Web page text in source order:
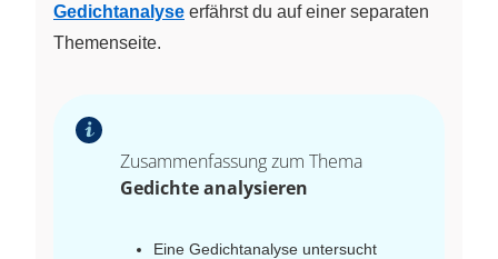
Gedichtanalyse erfährst du auf einer separaten
Themenseite.
Zusammenfassung zum Thema
Gedichte analysieren
Eine Gedichtanalyse untersucht